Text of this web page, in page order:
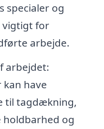
specialer og
vigtigt for
arbejde.
arbejdet:
have
til tagdækning,
holdbarhed og